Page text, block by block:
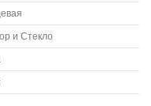
и Стекло